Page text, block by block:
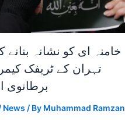
خامنہ ای کو نشانہ بنانے
تہران کے ٹریفک
برطانوی
News / By Muhammad Ramzan